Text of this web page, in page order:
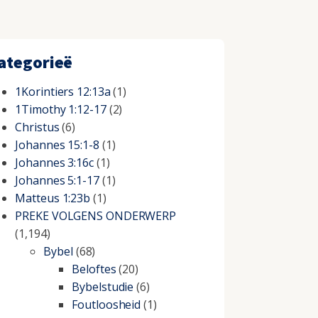
1Korintiers 12:13a(1)
1Timothy 1:12-17(2)
Christus(6)
Johannes 15:1-8 (1)
Johannes 3:16c(1)
Johannes 5:1-17(1)
Matteus 1:23b (1)
PREKE VOLGENS ONDERWERP
(1,194)
Bybel (68)
Beloftes(20)
Bybelstudie (6)
Foutloosheid (1)